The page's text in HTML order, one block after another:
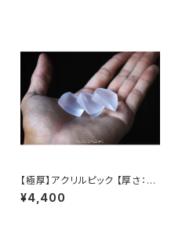
【極厚】アクリルピック 【厚さ：10
mm】
¥4,400